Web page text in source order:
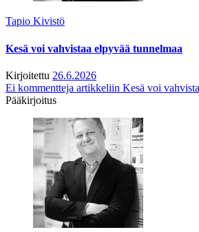
Tapio Kivistö
Kesä voi vahvistaa elpyvää tunnelmaa
Kirjoitettu 26.6.2026
Ei kommentteja artikkeliin Kesä voi
Pääkirjoitus